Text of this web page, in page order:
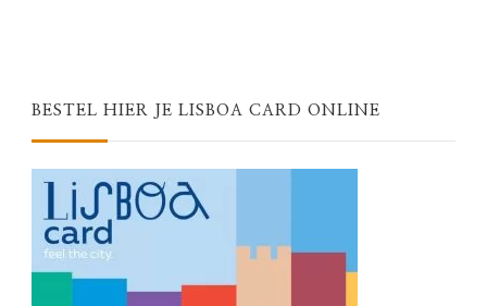
BESTEL HIER JE LISBOA CARD ONLINE